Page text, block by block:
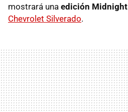
mostrará una edición Midnight
Chevrolet Silverado.